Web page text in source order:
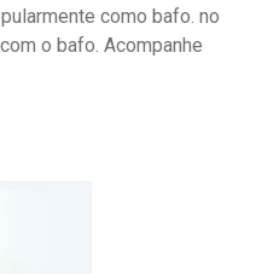
como bafo. no
o bafo. Acompanhe